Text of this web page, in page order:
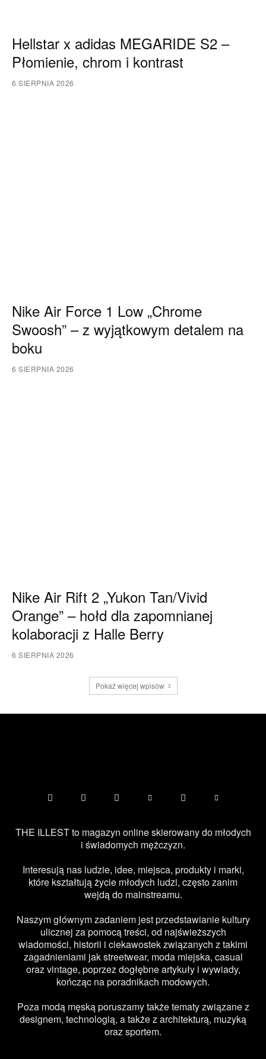
Hellstar x adidas MEGARIDE S2 –
Płomienie, chrom i kontrast
6 SIERPNIA 2026
Nike Air Force 1 Low „Chrome
Swoosh” – z wyjątkowym detalem na
boku
6 SIERPNIA 2026
Nike Air Rift 2 „Yukon Tan/Vivid
Orange” – hołd dla zapomnianej
kolaboracji z Halle Berry
6 SIERPNIA 2026
Pokaż więcej wpisów
THE ILLEST to magazyn online skierowany do młodych
i świadomych mężczyzn.
Interesują nas ludzie, idee, miejsca, produkty i marki,
które kształtują życie młodych ludzi, często zanim
wejdą do mainstreamu.
Naszym głównym zadaniem jest przedstawianie kultury
ulicznej za pomocą treści, od najświeższych
wiadomości, historii i ciekawostek związanych z takimi
zagadnieniami jak streetwear, moda miejska, casual
oraz vintage, poprzez dogłębne artykuły i wywiady,
kończąc na poradnikach modowych.
Poza modą męską poruszamy także tematy związane z
designem, technologią, a także z architekturą, muzyką
oraz sportem.